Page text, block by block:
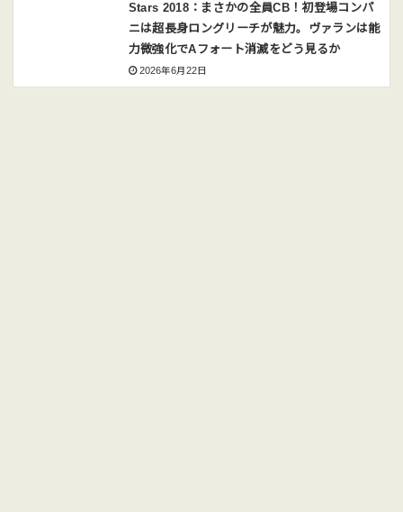
Stars 2018：まさかの全員CB！初登場コンパ
ニは超長身ロングリーチが魅力。ヴァランは能
力微強化でAフォート消滅をどう見るか
2026年6月22日